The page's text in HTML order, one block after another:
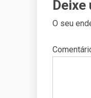
Deixe
O seu